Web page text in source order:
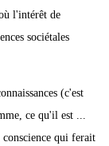
l'intérêt de
sociétales
(c'est
ce qu'il est ...
conscience qui ferait